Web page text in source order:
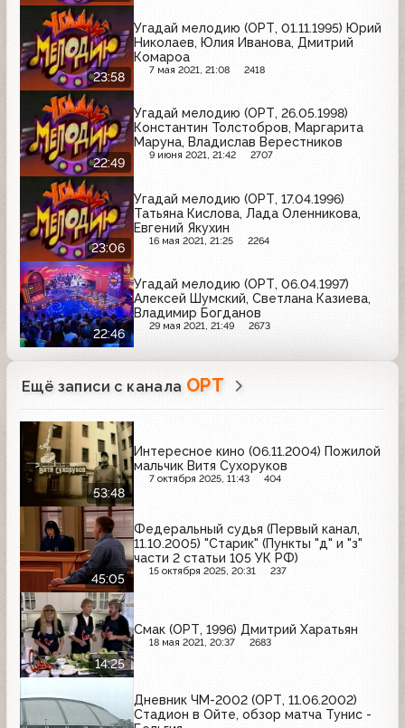
23:58
Угадай мелодию (ОРТ, 01.11.1995) Юрий
Николаев, Юлия Иванова, Дмитрий
Комароа
7 мая 2021, 21:08 2418
22:49
Угадай мелодию (ОРТ, 26.05.1998)
Константин Толстобров, Маргарита
Маруна, Владислав Верестников
9 июня 2021, 21:42 2707
23:06
Угадай мелодию (ОРТ, 17.04.1996)
Татьяна Кислова, Лада Оленникова,
Евгений Якухин
16 мая 2021, 21:25 2264
22:46
Угадай мелодию (ОРТ, 06.04.1997)
Алексей Шумский, Светлана Казиева,
Владимир Богданов
29 мая 2021, 21:49 2673
Ещё записи с канала ОРТ
53:48
Интересное кино (06.11.2004) Пожилой
мальчик Витя Сухоруков
7 октября 2025, 11:43 404
45:05
Федеральный судья (Первый канал,
11.10.2005) "Старик" (Пункты "д" и "з"
части 2 статьи 105 УК РФ)
15 октября 2025, 20:31 237
14:25
Смак (ОРТ, 1996) Дмитрий Харатьян
18 мая 2021, 20:37 2683
Дневник ЧМ-2002 (ОРТ, 11.06.2002)
Стадион в Ойте, обзор матча Тунис -